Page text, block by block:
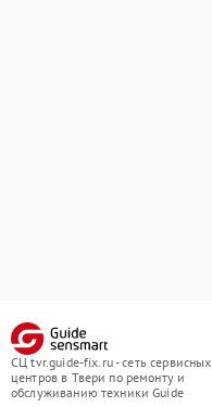
СЦ tvr.guide-fix.ru - сеть сервисных
центров в Твери по ремонту и
обслуживанию техники Guide